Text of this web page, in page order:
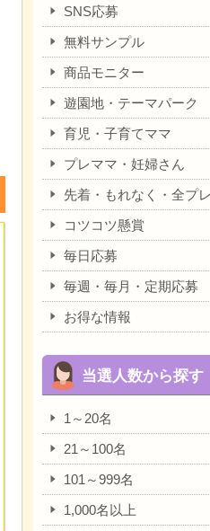
SNS応募
無料サンプル
商品モニター
遊園地・テーマパーク
育児・子育てママ
プレママ・妊婦さん
先着・もれなく・全プレ
コツコツ懸賞
毎日応募
毎週・毎月・定期応募
お得な情報
当選人数から探す
1～20名
21～100名
101～999名
1,000名以上